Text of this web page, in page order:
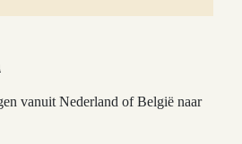
vanuit Nederland of België naar